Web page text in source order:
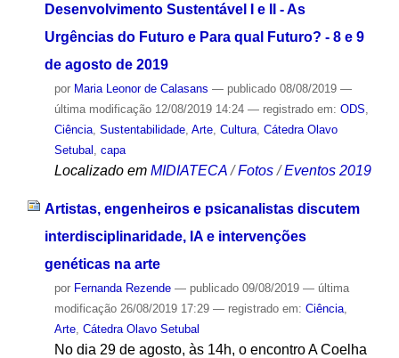
Desenvolvimento Sustentável I e II - As
Urgências do Futuro e Para qual Futuro? - 8 e 9
de agosto de 2019
por Maria Leonor de Calasans — publicado08/08/2019 —
última modificação12/08/2019 14:24 — registrado em: ODS
Ciência, Sustentabilidade, Arte, Cultura, Cátedra Olavo
Setubal
capa
Localizado em MIDIATECA /Fotos /Eventos 2019
Artistas, engenheiros e psicanalistas discutem
interdisciplinaridade, IA e intervenções
genéticas na arte
por Fernanda Rezende — publicado09/08/2019 — última
modificação26/08/2019 17:29 — registrado em: Ciência,
Arte, Cátedra Olavo Setubal
No dia 29 de agosto, às 14h, o encontro A Coelha